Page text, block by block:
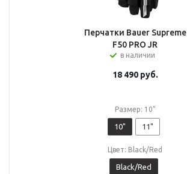
Перчатки Bauer Supreme
F50 PRO JR
в наличии
18 490руб.
Размер: 10"
10" 11"
Цвет: Black/Red
Black/Red